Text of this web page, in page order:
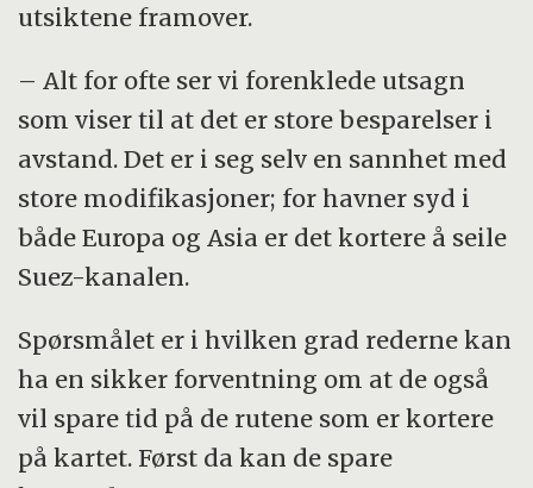
utsiktene framover.
– Alt for ofte ser vi forenklede utsagn
som viser til at det er store besparelser i
avstand. Det er i seg selv en sannhet med
store modifikasjoner; for havner syd i
både Europa og Asia er det kortere å seile
Suez-kanalen.
Spørsmålet er i hvilken grad rederne kan
ha en sikker forventning om at de også
vil spare tid på de rutene som er kortere
på kartet. Først da kan de spare